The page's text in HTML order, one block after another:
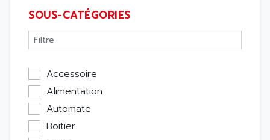
SOUS-CATÉGORIES
Accessoire
Alimentation
Automate
Boitier